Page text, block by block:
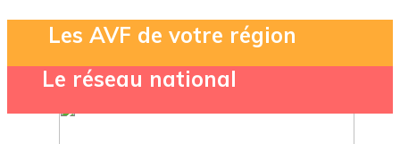
Les AVF de votre région
Le réseau national